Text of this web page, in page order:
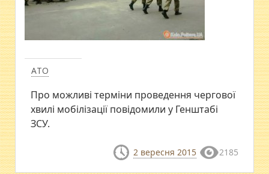
АТО
Про можливі терміни проведення чергової
хвилі мобілізації повідомили у Генштабі
ЗСУ.
2 вересня 2015 2185